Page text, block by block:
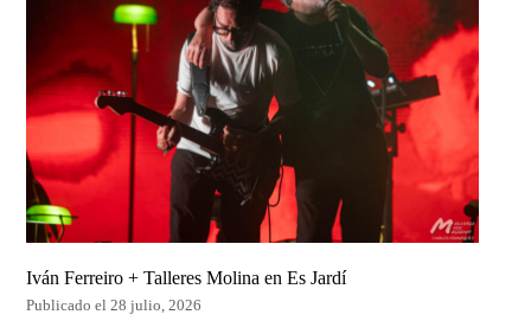
Iván Ferreiro + Talleres Molina en Es Jardí
Publicado el 28 julio, 2026